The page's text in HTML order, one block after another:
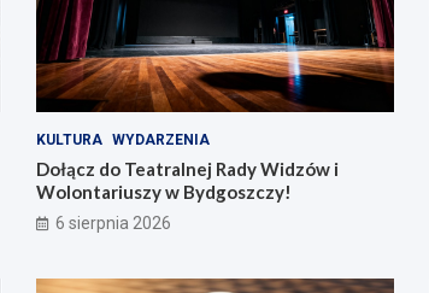
KULTURA WYDARZENIA
Dołącz do Teatralnej Rady Widzów i
Wolontariuszy w Bydgoszczy!
6 sierpnia 2026